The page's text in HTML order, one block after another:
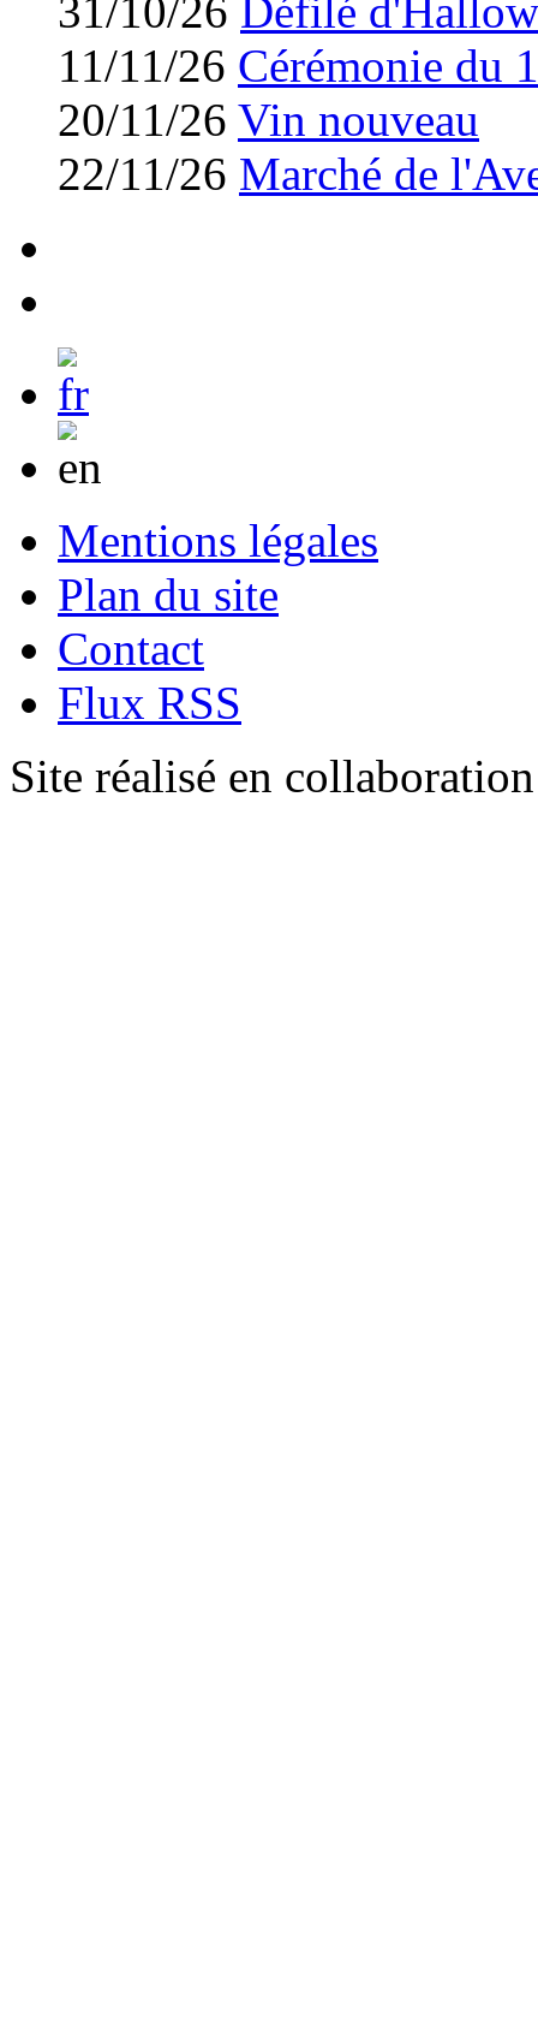
31/10/26 Défilé
11/11/26 Cérémonie du
20/11/26 Vin nouveau
22/11/26 Marché de
Mentions légales
Plan du site
Contact
Flux RSS
Site réalisé en